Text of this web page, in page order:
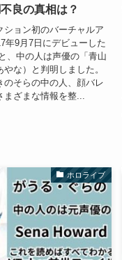
良の真相は？
ション初のバーチャルア
年9月7日にデビューした
、中の人は声優の「青山
な）と判明しました。
のそらの中の人、顔バレ
ざまな情報を整...
ホロライブ